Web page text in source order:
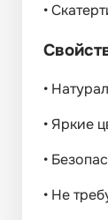
•
•
• Яркие
•
• Не